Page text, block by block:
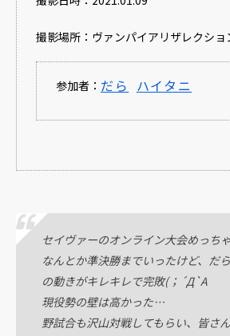
撮影場所：ヴァンパイアリザレクショ
参加者： だら ハイタニ
セイヴァーのオンライン大会めっち
なんとか準決勝までいったけど、だ
の動きがキレキレで完敗(；´Д`A
現役勢の壁は高かった…
野試合も沢山対戦してもらい、皆さ